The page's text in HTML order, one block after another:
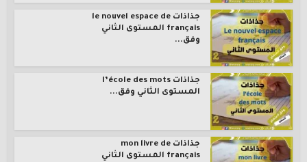
جذاذات le nouvel espace de
français المستوى الثاني
وفق...
جذاذات l’école des mots
المستوى الثاني وفق...
جذاذات mon livre de
français المستوى الثاني